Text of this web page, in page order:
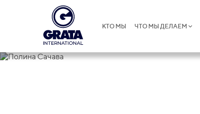
КТО МЫ ЧТО МЫ ДЕЛАЕМ